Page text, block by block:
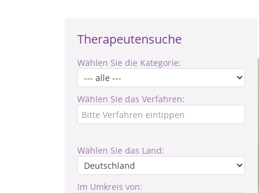
Therapeutensuche
Wählen Sie die Kategorie:
Wählen Sie das Verfahren:
Wählen Sie das Land:
Im Umkreis von: